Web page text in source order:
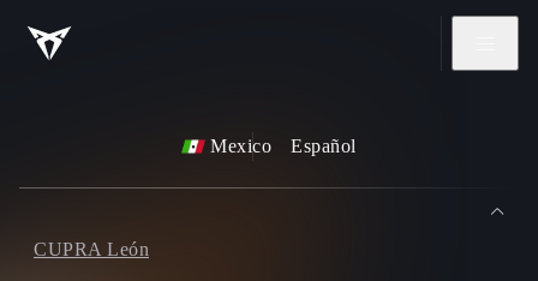
Mexico Español
CUPRA León